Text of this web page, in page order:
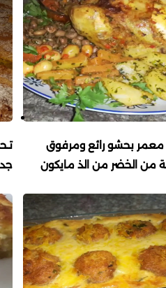
معمر بحشو رائع ومرفوق
من الخضر من الذ مايكون